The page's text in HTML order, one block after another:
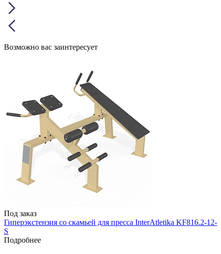
Возможно вас заинтересует
Под заказ
Гиперэкстензия со скамьей для пресса InterAtletika KF816.2-12-
S
Подробнее